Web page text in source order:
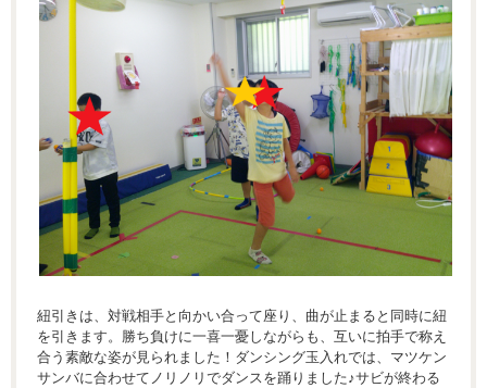
紐引きは、対戦相手と向かい合って座り、曲が止まると同時に紐
を引きます。勝ち負けに一喜一憂しながらも、互いに拍手で称え
合う素敵な姿が見られました！ダンシング玉入れでは、マツケン
サンバに合わせてノリノリでダンスを踊りました♪サビが終わる